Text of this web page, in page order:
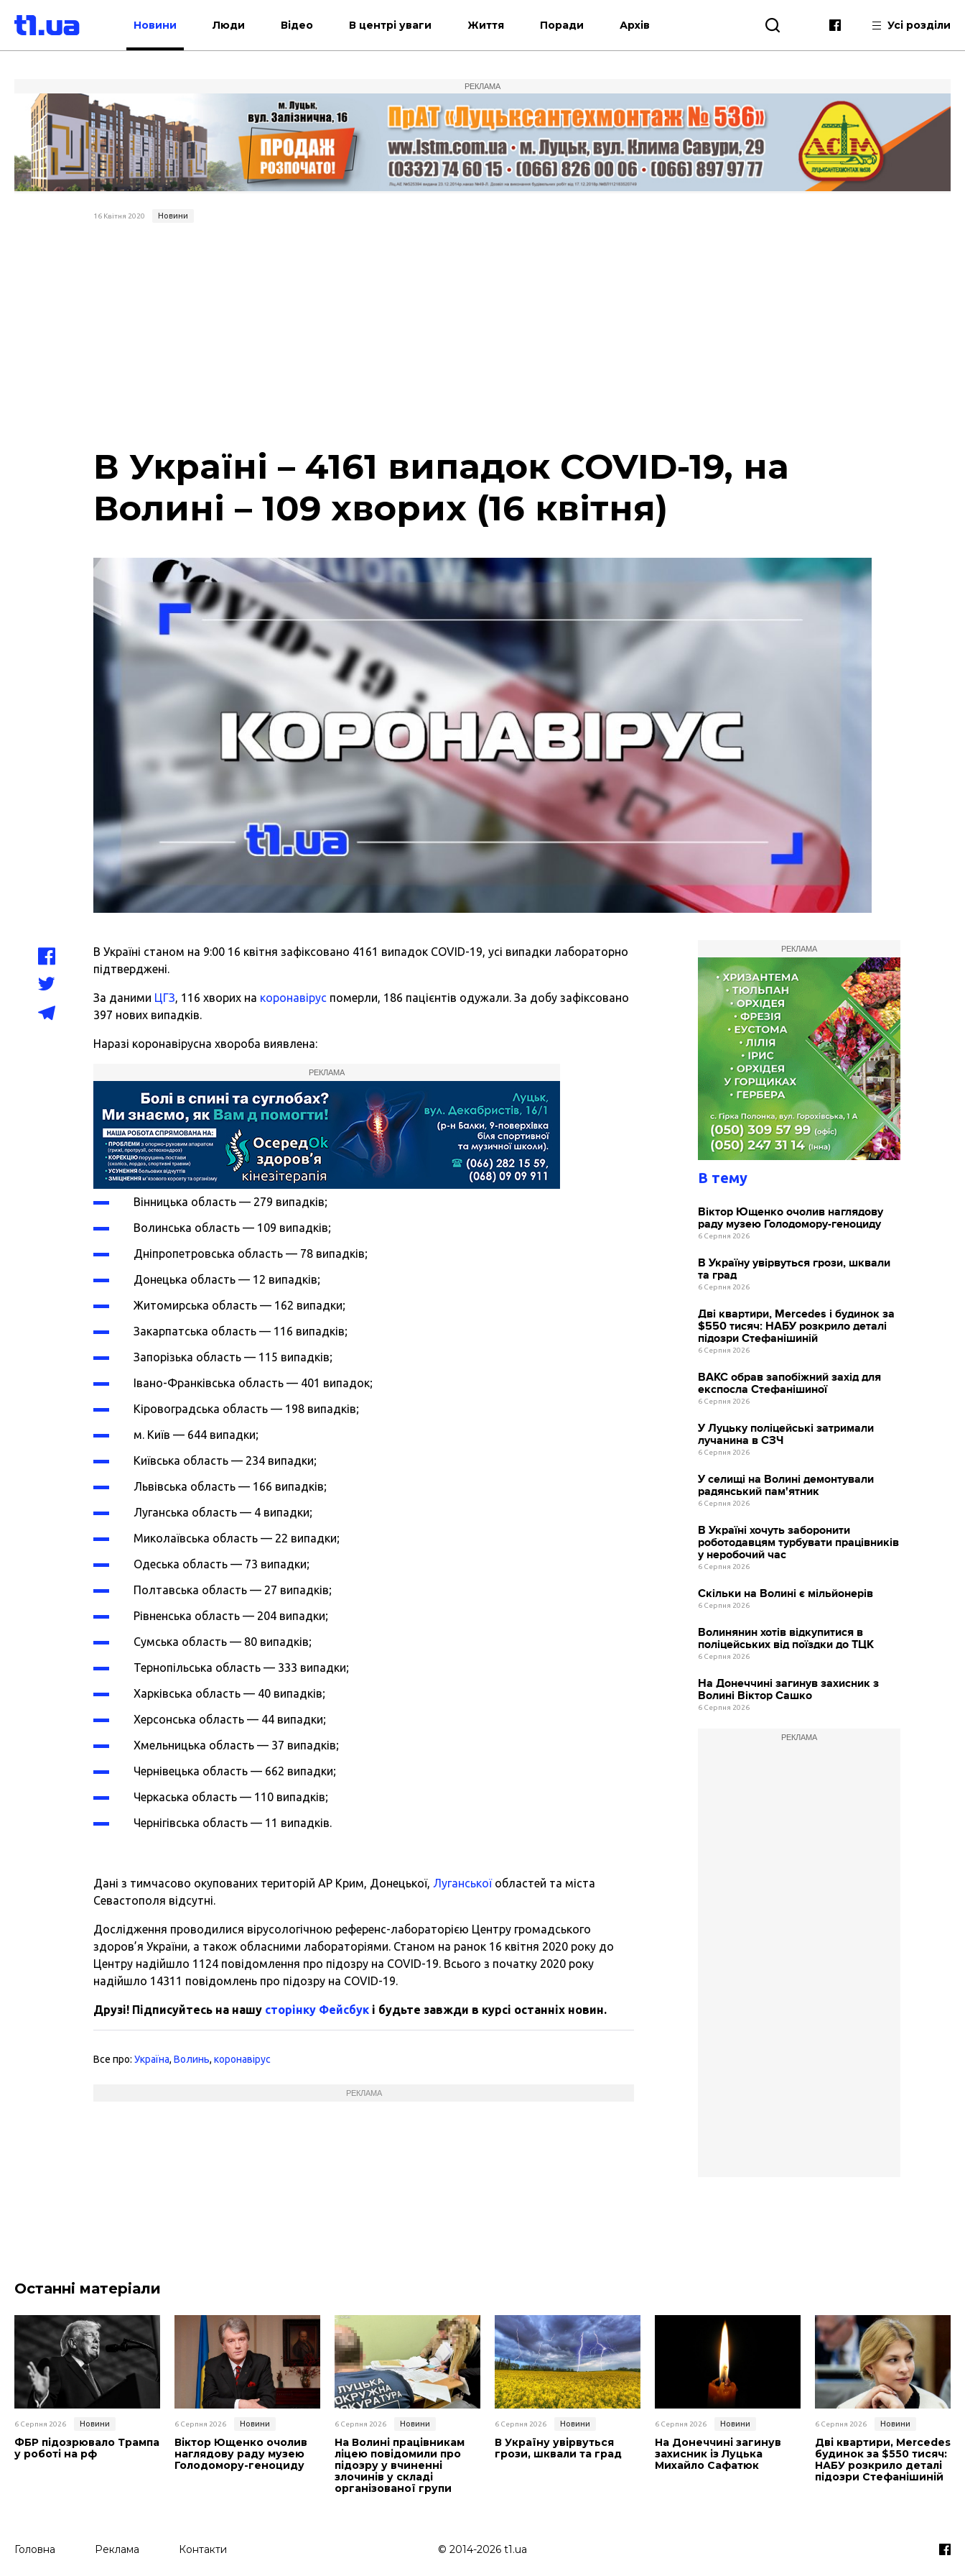
Новини Люди Відео В центрі уваги Життя Поради Архів Усі розділи
РЕКЛАМА
16 Квітня 2020 Новини
В Україні – 4161 випадок COVID-19, на
Волині – 109 хворих (16 квітня)
В Україні станом на 9:00 16 квітня зафіксовано 4161 випадок COVID-19, усі випадки лабораторно
підтверджені.
За даними ЦГЗ, 116 хворих на коронавірус померли, 186 пацієнтів одужали. За добу зафіксовано
397 нових випадків.
Наразі коронавірусна хвороба виявлена:
РЕКЛАМА
Вінницька область — 279 випадків;
Волинська область — 109 випадків;
Дніпропетровська область — 78 випадків;
Донецька область — 12 випадків;
Житомирська область — 162 випадки;
Закарпатська область — 116 випадків;
Запорізька область — 115 випадків;
Івано-Франківська область — 401 випадок;
Кіровоградська область — 198 випадків;
м. Київ — 644 випадки;
Київська область — 234 випадки;
Львівська область — 166 випадків;
Луганська область — 4 випадки;
Миколаївська область — 22 випадки;
Одеська область — 73 випадки;
Полтавська область — 27 випадків;
Рівненська область — 204 випадки;
Сумська область — 80 випадків;
Тернопільська область — 333 випадки;
Харківська область — 40 випадків;
Херсонська область — 44 випадки;
Хмельницька область — 37 випадків;
Чернівецька область — 662 випадки;
Черкаська область — 110 випадків;
Чернігівська область — 11 випадків.
Дані з тимчасово окупованих територій АР Крим, Донецької,Луганськоїобластей та міста
Севастополя відсутні.
Дослідження проводилися вірусологічною референс-лабораторією Центру громадського
здоров’я України, а також обласними лабораторіями. Станом на ранок 16 квітня 2020 року до
Центру надійшло 1124 повідомлення про підозру на COVID-19. Всього з початку 2020 року
надійшло 14311 повідомлень про підозру на COVID-19.
Друзі! Підписуйтесь на нашу сторінку Фейсбук і будьте завжди в курсі останніх новин.
Все про:Україна,Волинь,коронавірус
РЕКЛАМА
РЕКЛАМА
В тему
Віктор Ющенко очолив наглядову
раду музею Голодомору-геноциду
6 Серпня 2026
В Україну увірвуться грози, шквали
та град
6 Серпня 2026
Дві квартири, Mercedes і будинок за
$550 тисяч: НАБУ розкрило деталі
підозри Стефанішиній
6 Серпня 2026
ВАКС обрав запобіжний захід для
експосла Стефанішиної
6 Серпня 2026
У Луцьку поліцейські затримали
лучанина в СЗЧ
6 Серпня 2026
У селищі на Волині демонтували
радянський пам'ятник
6 Серпня 2026
В Україні хочуть заборонити
роботодавцям турбувати працівників
у неробочий час
6 Серпня 2026
Скільки на Волині є мільйонерів
6 Серпня 2026
Волинянин хотів відкупитися в
поліцейських від поїздки до ТЦК
6 Серпня 2026
На Донеччині загинув захисник з
Волині Віктор Сашко
6 Серпня 2026
РЕКЛАМА
Останні матеріали
6 Серпня 2026 Новини
ФБР підозрювало Трампа
у роботі на рф
6 Серпня 2026 Новини
Віктор Ющенко очолив
наглядову раду музею
Голодомору-геноциду
6 Серпня 2026 Новини
На Волині працівникам
ліцею повідомили про
підозру у вчиненні
злочинів у складі
організованої групи
6 Серпня 2026 Новини
В Україну увірвуться
грози, шквали та град
6 Серпня 2026 Новини
На Донеччині загинув
захисник із Луцька
Михайло Сафатюк
6 Серпня 2026 Новини
Дві квартири, Mercedes і
будинок за $550 тисяч:
НАБУ розкрило деталі
підозри Стефанішиній
Головна Реклама Контакти © 2014-2026 t1.ua